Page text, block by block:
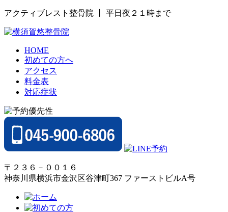
アクティブレスト整骨院 丨 平日夜２１時まで
HOME
初めての方へ
アクセス
料金表
対応症状
〒２３６－００１６
神奈川県横浜市金沢区谷津町367 ファーストビルA号